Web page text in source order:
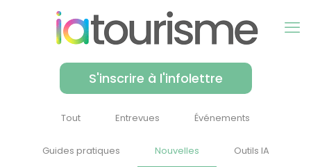
S'inscrire à l'infolettre
Tout Entrevues Événements
Guides pratiques Nouvelles Outils IA